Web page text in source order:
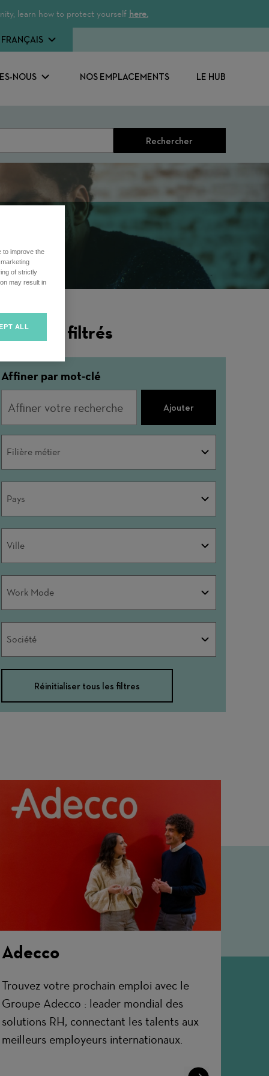
learn how to protect yourself here.
NOUS NOS EMPLACEMENTS LE HUB
FRANÇAIS
Rechercher
filtrés
Affiner par mot-clé
Ajouter
Filière métier
Pays
Ville
Work Mode
Société
Réinitialiser tous les filtres
Adecco
Trouvez votre prochain emploi avec le
Groupe Adecco : leader mondial des
solutions RH, connectant les talents aux
meilleurs employeurs internationaux.
to improve the
of strictly
may result in
ALL